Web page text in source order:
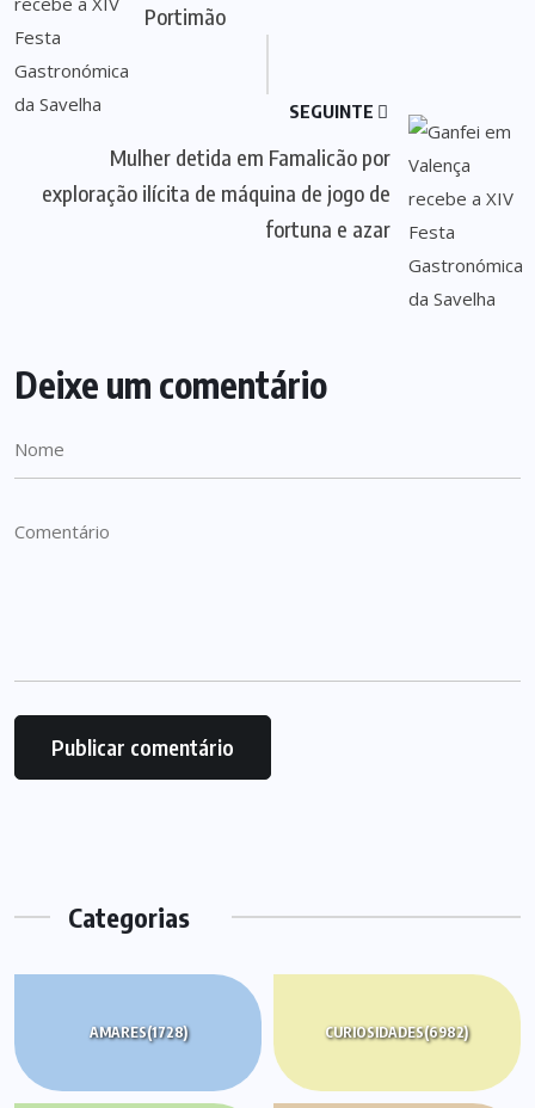
Portimão
SEGUINTE
Mulher detida em Famalicão por
exploração ilícita de máquina de jogo de
fortuna e azar
Deixe um comentário
Categorias
AMARES(1728) CURIOSIDADES(6982)